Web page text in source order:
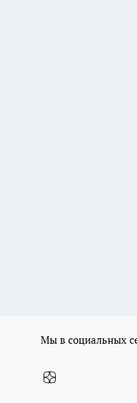
Мы в социальных